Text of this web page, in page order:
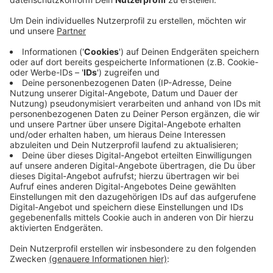
Anzeige
Die Polizei teilt mit, dass am Samstagabend
(20.09.2025) ein Auto aus Krefeld auf der A42 bei
Moers unterwegs war. Hinter ihm fuhr ein 21-jähriger
Mann aus Belgien. Aktuell wird vermutet, dass der
junge Mann kurz einschlief und dadurch auf den
Krefelder Wagen auffuhr. Beide Autos kamen ins
Schleudern, kollidierten mehrfach mit den Leitplanken
und kamen dann zum Stehen. Zwei Personen aus dem
Krefelder Auto wurden dabei schwer verletzt und
mussten ins Krankenhaus. Der Belgier blieb laut Polizei
unverletzt.
Anzeige